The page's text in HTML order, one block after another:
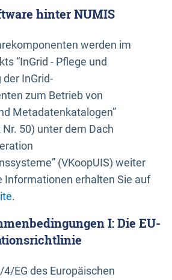
hinter NUMIS
werden im
“InGrid - Pflege und
InGrid-
zum Betrieb von
Metadatenkatalogen”
50) unter dem Dach
(VKoopUIS) weiter
Informationen erhalten Sie auf
.
I: Die EU-
EG des Europäischen